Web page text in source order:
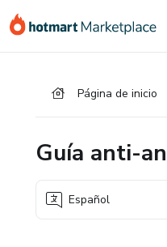
Página de inicio
Guía anti-
Español